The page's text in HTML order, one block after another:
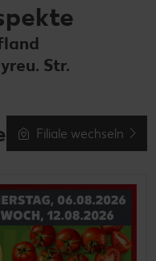
Str.
Filiale wechseln